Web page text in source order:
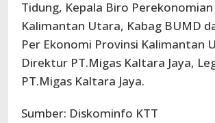
Tidung, Kepala Biro
Kalimantan Utara, Kabag BUMD
Per Ekonomi Provinsi Kalimantan
Direktur PT.Migas Kaltara Jaya,
PT.Migas Kaltara Jaya.
Sumber: Diskominfo KTT